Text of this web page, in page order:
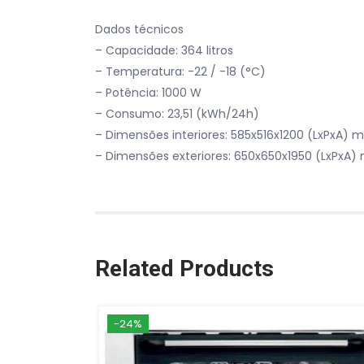
Dados técnicos
– Capacidade: 364 litros
– Temperatura: -22 / -18 (°C)
– Potência: 1000 W
– Consumo: 23,51 (kWh/24h)
– Dimensões interiores: 585x516x1200 (LxPxA)
– Dimensões exteriores: 650x650x1950 (LxPxA)
Related Products
-24%